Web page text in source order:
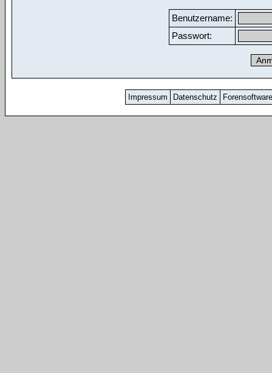
Benutzername:
Passwort:
Impressum Datenschutz